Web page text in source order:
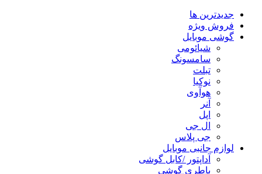
جدیدترین ها
فروش ویژه
گوشی موبایل
شیائومی
سامسونگ
تبلت
نوکیا
هوآوی
آنر
اپل
ال جی
جی پلاس
لوازم جانبی موبایل
آداپتور /کابل گوشی
باطری گوشی